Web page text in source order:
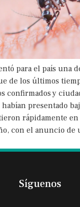
para el país una
de los últimos
confirmados y
presentado
rápidamente
con el anuncio
Síguenos